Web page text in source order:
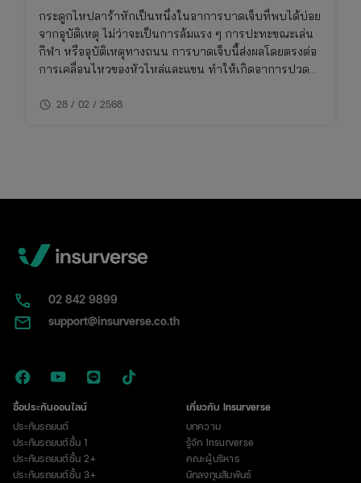
กระดูกไหปลาร้าหักเป็นหนึ่งในอาการบาดเจ็บที่พบได้บ่อย
จากอุบัติเหตุ ไม่ว่าจะเป็นการล้มแรง ๆ การปะทะขณะเล่น
กีฬา หรืออุบัติเหตุทางถนน การบาดเจ็บนี้ส่งผลโดยตรงต่อ
การเคลื่อนไหวของหัวไหล่และแขน ทำให้เกิดอาการปวด
schedule 28 / 02 / 2568
02​ 842 9899
support@insurverse.co.th
ซื้อประกันออนไลน์
ประกันรถยนต์
ประกันรถยนต์ชั้น 1
ประกันรถยนต์ชั้น 2+
ประกันรถยนต์ชั้น 3+
เกี่ยวกับ Insurverse
บทความ
รู้จัก Insurverse
คณะผู้บริหาร
นักลงทุนสัมพันธ์